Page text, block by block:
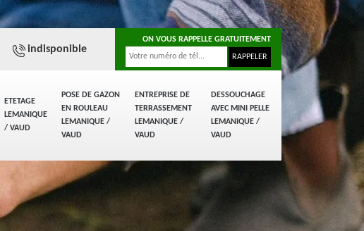
ETETAGE
LEMANIQUE
/ VAUD
POSE DE GAZON
EN ROULEAU
LEMANIQUE /
VAUD
ENTREPRISE DE
TERRASSEMENT
LEMANIQUE /
VAUD
DESSOUCHAGE
AVEC MINI PELLE
LEMANIQUE /
VAUD
indisponible
ON VOUS RAPPELLE GRATUITEMENT